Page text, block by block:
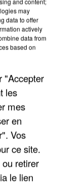
par des
"travail
may
data to offer
actively
data from
based on
"Accepter
les
mes
en
Vos
ce site.
retirer
le lien